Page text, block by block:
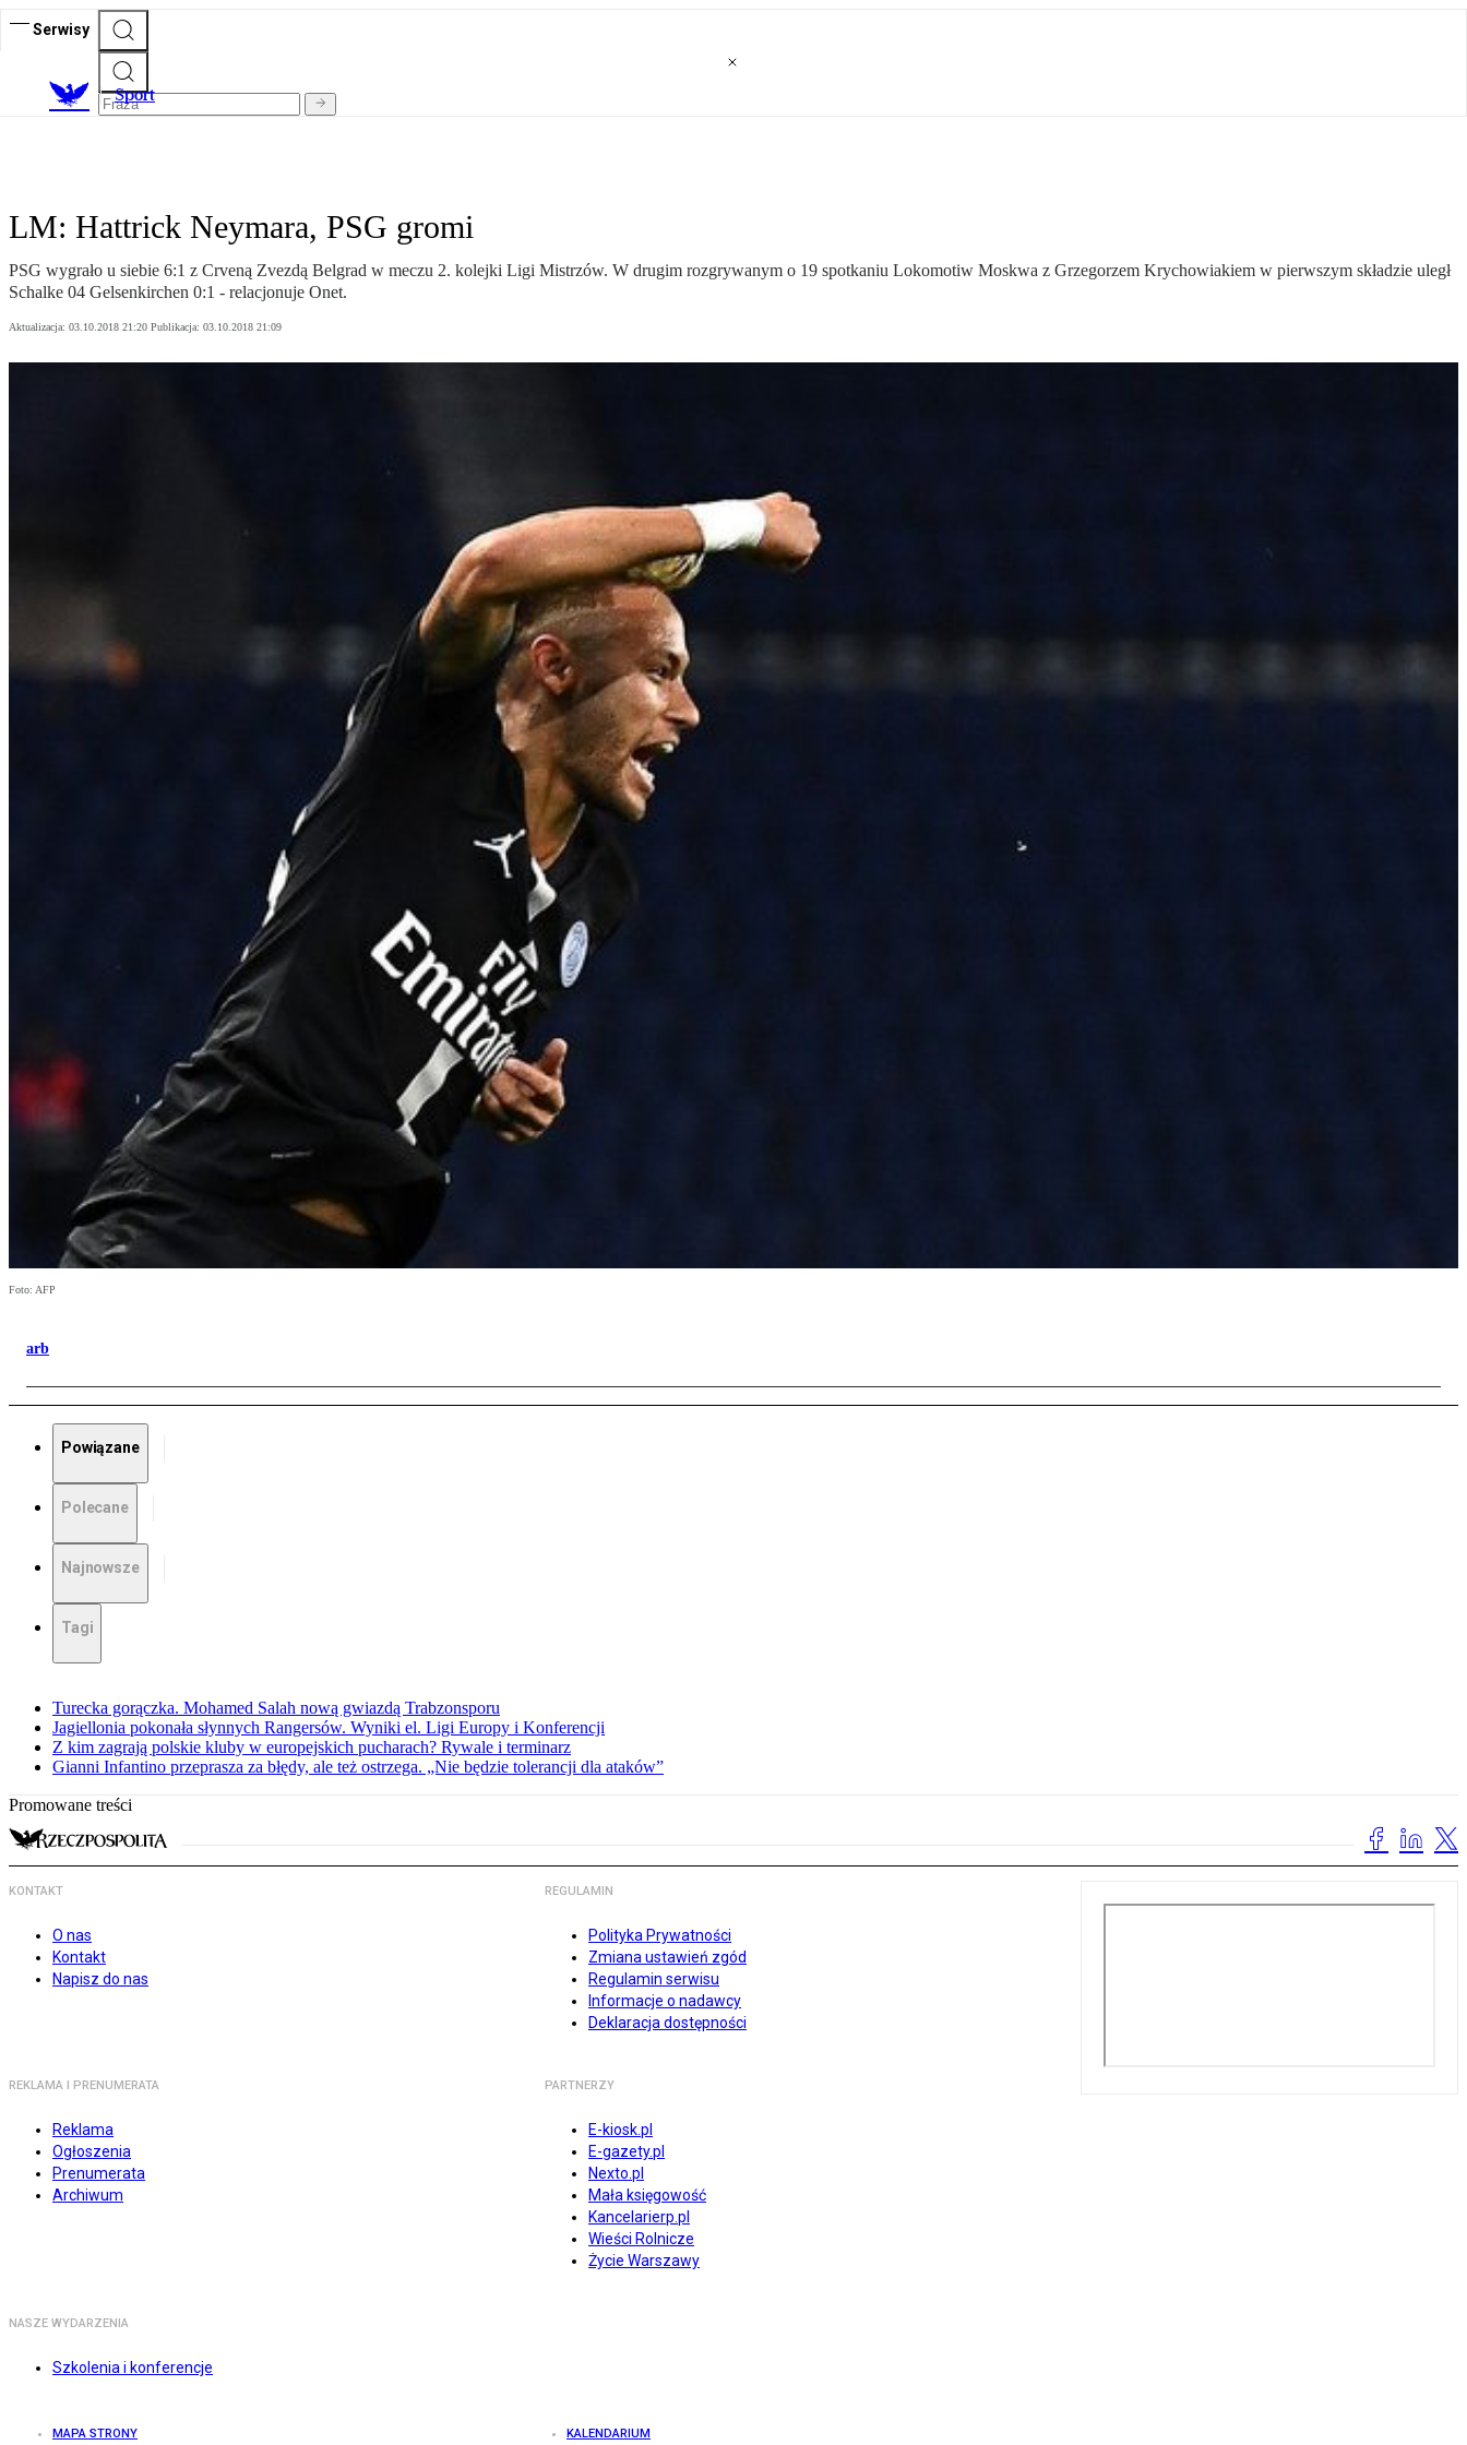
Serwisy
Sport
LM: Hattrick Neymara, PSG gromi
PSG wygrało u siebie 6:1 z Crveną Zvezdą Belgrad w meczu 2. kolejki Ligi Mistrzów. W drugim rozgrywanym o 19 spotkaniu Lokomotiw Moskwa z Grzegorzem Krychowiakiem w pierwszym składzie uległ
Schalke 04 Gelsenkirchen 0:1 - relacjonuje Onet.
Aktualizacja: 03.10.2018 21:20 Publikacja: 03.10.2018 21:09
Foto: AFP
arb
Powiązane
Polecane
Najnowsze
Tagi
Turecka gorączka. Mohamed Salah nową gwiazdą Trabzonsporu
Jagiellonia pokonała słynnych Rangersów. Wyniki el. Ligi Europy i Konferencji
Z kim zagrają polskie kluby w europejskich pucharach? Rywale i terminarz
Gianni Infantino przeprasza za błędy, ale też ostrzega. „Nie będzie tolerancji dla ataków”
Promowane treści
KONTAKT
O nas
Kontakt
Napisz do nas
REGULAMIN
Polityka Prywatności
Zmiana ustawień zgód
Regulamin serwisu
Informacje o nadawcy
Deklaracja dostępności
REKLAMA I PRENUMERATA
Reklama
Ogłoszenia
Prenumerata
Archiwum
PARTNERZY
E-kiosk.pl
E-gazety.pl
Nexto.pl
Mała księgowość
Kancelarierp.pl
Wieści Rolnicze
Życie Warszawy
NASZE WYDARZENIA
Szkolenia i konferencje
MAPA STRONY KALENDARIUM